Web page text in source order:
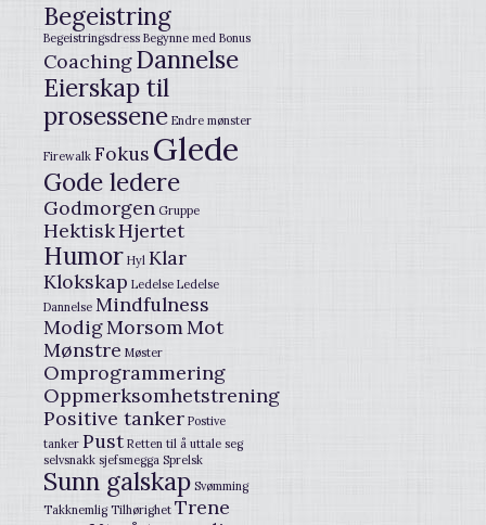
Begeistring
Begeistringsdress Begynne med Bonus
CoachingDannelse
Eierskap til
prosessene Endre mønster
Firewalk Fokus Glede
Gode ledere
Godmorgen Gruppe
HektiskHjertet
Humor Hyl Klar
Klokskap Ledelse Ledelse
Dannelse Mindfulness
ModigMorsomMot
Mønstre Møster
Omprogrammering
Oppmerksomhetstrening
Positive tanker Postive
tanker Pust Retten til å uttale seg
selvsnakk sjefsmegga Sprelsk
Sunn galskap Svømming
Takknemlig Tilhørighet Trene